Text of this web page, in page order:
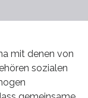
mit denen von
sozialen